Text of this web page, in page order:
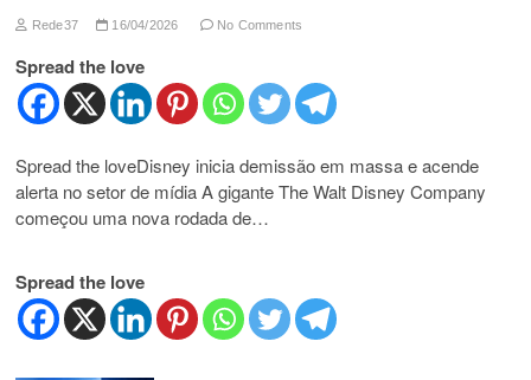
Rede37 16/04/2026 No Comments
Spread the love
Spread the loveDisney inicia demissão em massa e acende
alerta no setor de mídia A gigante The Walt Disney Company
começou uma nova rodada de…
Spread the love